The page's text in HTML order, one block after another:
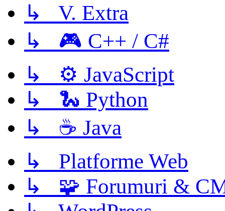
↳ V. Extra
↳ 🎮 C++ / C#
↳ ⚙️ JavaScript
↳ 🐍 Python
↳ ☕ Java
↳ Platforme Web
↳ 🧩 Forumuri &